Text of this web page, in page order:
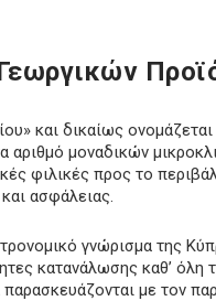
και δικαίως
αριθμό μοναδικών
φιλικές προς το
ασφάλειας.
γνώρισμα της
κατανάλωσης καθ’ όλη
παρασκευάζονται με τον